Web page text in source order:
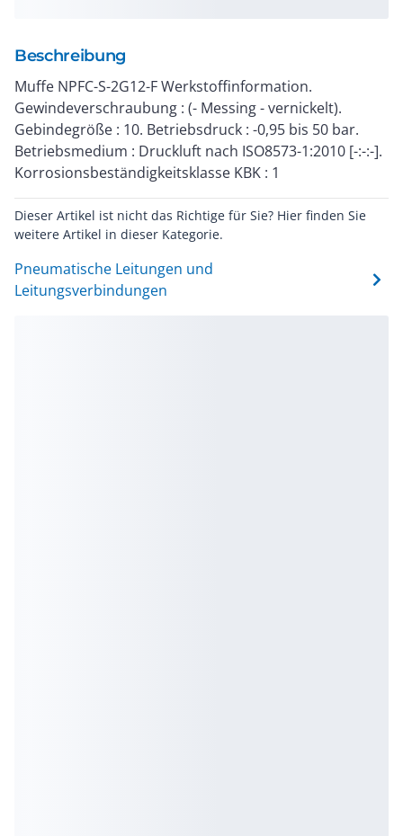
Beschreibung
Muffe NPFC-S-2G12-F Werkstoffinformation.
Gewindeverschraubung : (- Messing - vernickelt).
Gebindegröße : 10. Betriebsdruck : -0,95 bis 50 bar.
Betriebsmedium : Druckluft nach ISO8573-1:2010 [-:-:-].
Korrosionsbeständigkeitsklasse KBK : 1
Dieser Artikel ist nicht das Richtige für Sie? Hier finden Sie
weitere Artikel in dieser Kategorie.
Pneumatische Leitungen und
Leitungsverbindungen